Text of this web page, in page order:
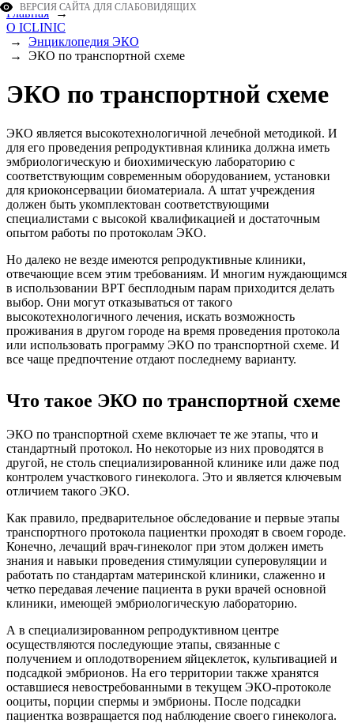
ВЕРСИЯ САЙТА ДЛЯ СЛАБОВИДЯЩИХ
Главная→
О ICLINIC
→ Энциклопедия ЭКО
→ ЭКО по транспортной схеме
ЭКО по транспортной схеме
ЭКО является высокотехнологичной лечебной методикой. И
для его проведения репродуктивная клиника должна иметь
эмбриологическую и биохимическую лабораторию с
соответствующим современным оборудованием, установки
для криоконсервации биоматериала. А штат учреждения
должен быть укомплектован соответствующими
специалистами с высокой квалификацией и достаточным
опытом работы по протоколам ЭКО.
Но далеко не везде имеются репродуктивные клиники,
отвечающие всем этим требованиям. И многим нуждающимся
в использовании ВРТ бесплодным парам приходится делать
выбор. Они могут отказываться от такого
высокотехнологичного лечения, искать возможность
проживания в другом городе на время проведения протокола
или использовать программу ЭКО по транспортной схеме. И
все чаще предпочтение отдают последнему варианту.
Что такое ЭКО по транспортной схеме
ЭКО по транспортной схеме включает те же этапы, что и
стандартный протокол. Но некоторые из них проводятся в
другой, не столь специализированной клинике или даже под
контролем участкового гинеколога. Это и является ключевым
отличием такого ЭКО.
Как правило, предварительное обследование и первые этапы
транспортного протокола пациентки проходят в своем городе.
Конечно, лечащий врач-гинеколог при этом должен иметь
знания и навыки проведения стимуляции суперовуляции и
работать по стандартам материнской клиники, слаженно и
четко передавая лечение пациента в руки врачей основной
клиники, имеющей эмбриологическую лабораторию.
А в специализированном репродуктивном центре
осуществляются последующие этапы, связанные с
получением и оплодотворением яйцеклеток, культивацией и
подсадкой эмбрионов. На его территории также хранятся
оставшиеся невостребованными в текущем ЭКО-протоколе
ооциты, порции спермы и эмбрионы. После подсадки
пациентка возвращается под наблюдение своего гинеколога.